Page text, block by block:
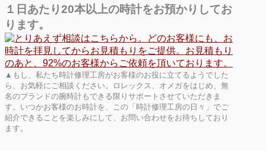
１日あたり20本以上の時計をお預かりしてお
ります。
▲もし、私たち時計修理工房がお客様のお役に立てるようでした
ら、お気軽にご相談ください。ロレックス、オメガをはじめ、無
名のブランドの腕時計もできる限りサポートさせていただきま
す。いつかお客様のお時計を、この「時計修理工房の日々」でご
紹介できることを楽しみにして、お問い合わせをお待ちしており
ます。